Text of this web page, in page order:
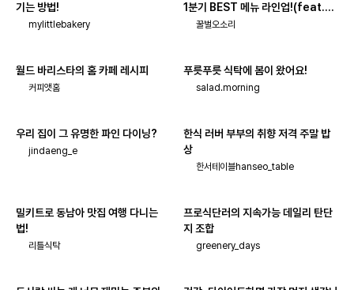
기는 방법!
mylittlebakery
1분기 BEST 메뉴 라인업!(feat.주
류_페어링)
꿀벌오소리
월드 바리스타의 홈 카페 레시피
커피앳홈
푸릇푸릇 식탁에 봄이 왔어요!
salad.morning
우리 집이 그 유명한 파인 다이닝?
jindaeng_e
한식 러버 부부의 취향 저격 주말 밥
상
한서테이블hanseo_table
밀키트로 동남아 맛집 여행 다니는
법!
리틀식탁
프로식단러의 지속가능 데일리 탄단
지 조합
greenery_days